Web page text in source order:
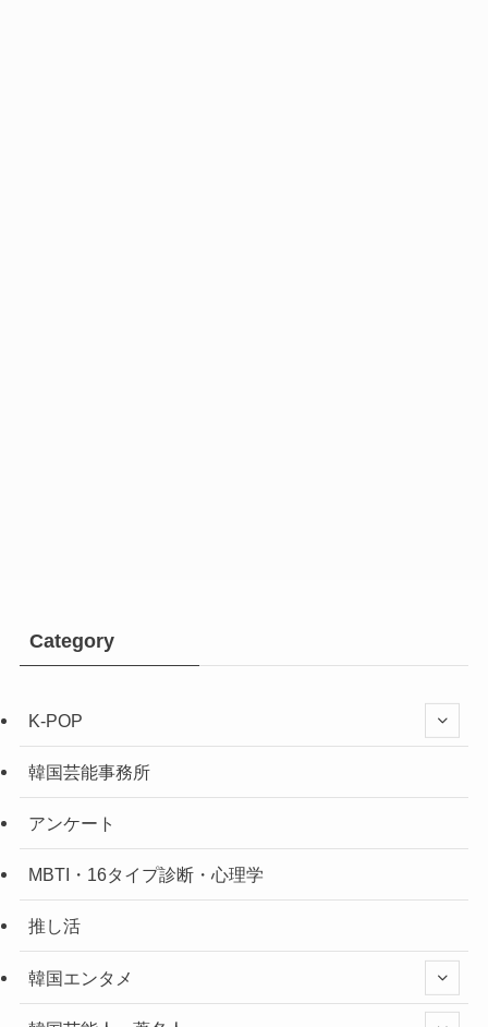
Category
K-POP
韓国芸能事務所
アンケート
MBTI・16タイプ診断・心理学
推し活
韓国エンタメ